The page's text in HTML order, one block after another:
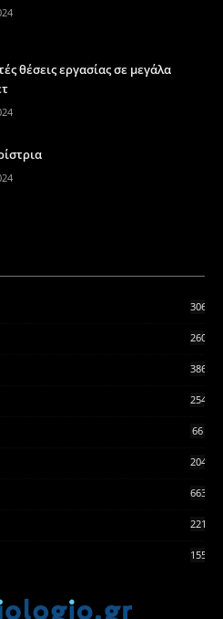
θέσεις εργασίας σε μεγάλα
306
260
3868
2546
66
2044
663
2215
155